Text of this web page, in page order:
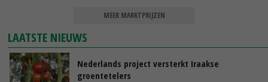
MEER MARKTPRIJZEN
LAATSTE NIEUWS
Nederlands project versterkt Iraakse
groentetelers